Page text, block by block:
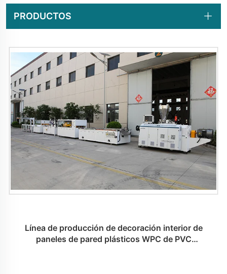
PRODUCTOS
Línea de producción de decoración interior de
paneles de pared plásticos WPC de PVC